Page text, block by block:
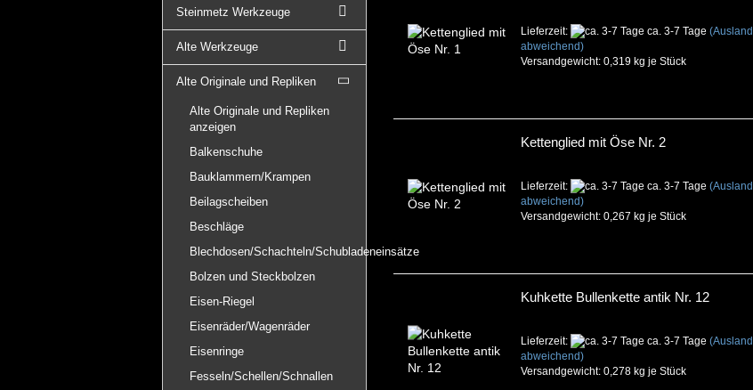
Lieferzeit: ca. 3-7 Tage (Ausland
abweichend)
Versandgewicht: 0,319 kg je Stück
Kettenglied mit Öse Nr. 2
Lieferzeit: ca. 3-7 Tage (Ausland
abweichend)
Versandgewicht: 0,267 kg je Stück
Kuhkette Bullenkette antik Nr. 12
Lieferzeit: ca. 3-7 Tage (Ausland
abweichend)
Versandgewicht: 0,278 kg je Stück
Steinmetz Werkzeuge
Alte Werkzeuge
Alte Originale und Repliken
Alte Originale und Repliken
anzeigen
Balkenschuhe
Bauklammern/Krampen
Beilagscheiben
Beschläge
Blechdosen/Schachteln/Schubladeneinsätze
Bolzen und Steckbolzen
Eisen-Riegel
Eisenräder/Wagenräder
Eisenringe
Fesseln/Schellen/Schnallen